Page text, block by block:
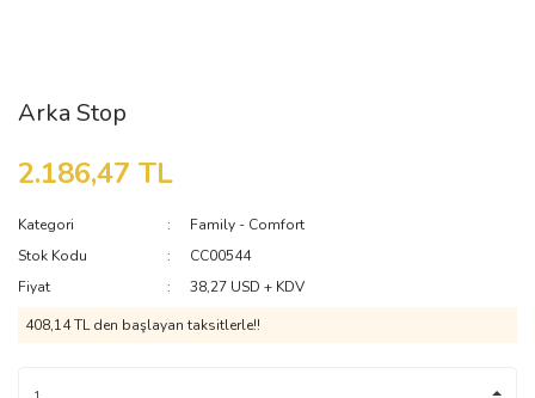
Arka Stop
2.186,47 TL
Kategori
Family - Comfort
Stok Kodu
CC00544
Fiyat
38,27 USD + KDV
408,14 TL den başlayan taksitlerle!!